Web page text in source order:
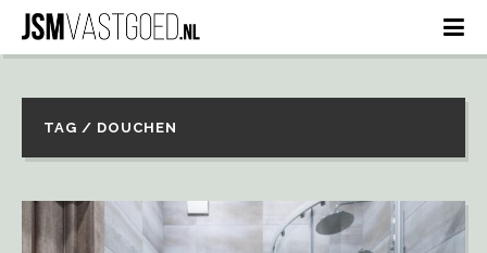
TAG / DOUCHEN